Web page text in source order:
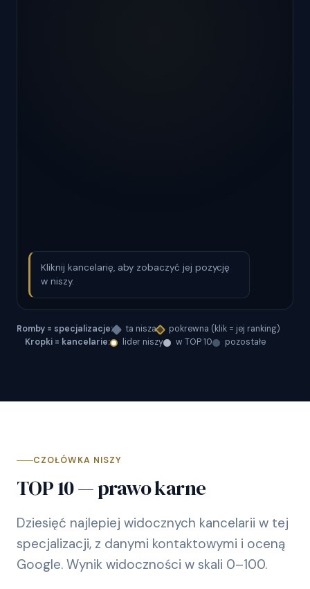
Kliknij kancelarię, aby zobaczyć jej pozycję
w niszy.
Romby = specjalizacje: ta nisza
pokrewna (klik = jej ranking)
Kropki = kancelarie:
lider niszy w TOP 10 pozostałe
CZOŁÓWKA NISZY
TOP 10 — prawo karne
Dziesięć najlepiej widocznych kancelarii w tej
specjalizacji, z danymi kontaktowymi i oceną
Google. Wynik widoczności w skali 0–100.